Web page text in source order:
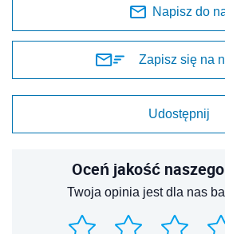
Napisz do
Zapisz się na
Udostępnij
Oceń jakość
Twoja opinia jest dla nas